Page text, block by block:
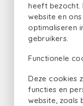
heeft bezocht.
website en
optimaliseren
gebruikers.
Functionele
Deze cookies
functies en
website, zoals